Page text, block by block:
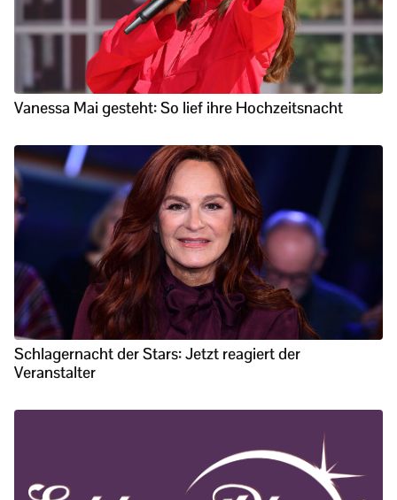
Vanessa Mai gesteht: So lief ihre Hochzeitsnacht
Schlagernacht der Stars: Jetzt reagiert der
Veranstalter